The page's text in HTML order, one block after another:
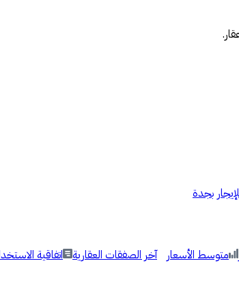
بجدة
متوسط الأسعار آخر الصفقات العقارية اتفاقية